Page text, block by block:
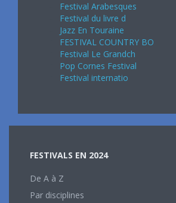
Festival Arabesques
Festival du livre d
Jazz En Touraine
FESTIVAL COUNTRY BO
Festival Le Grandch
Pop Cornes Festival
Festival internatio
FESTIVALS EN 2024
De A à Z
Par disciplines